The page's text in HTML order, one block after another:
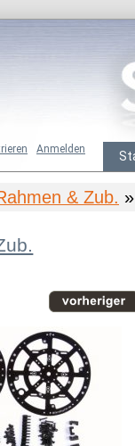
Anmelden
& Zub.